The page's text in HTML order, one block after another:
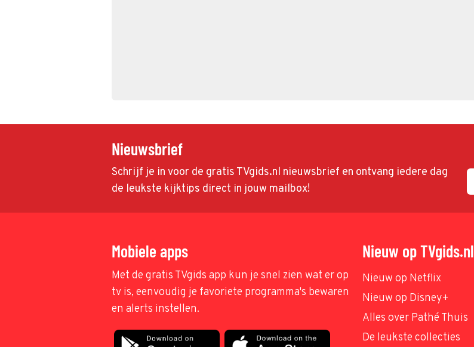
Nieuwsbrief
Schrijf je in voor de gratis TVgids.nl nieuwsbrief en ontvang iedere dag
de leukste kijktips direct in jouw mailbox!
Mobiele apps
Met de gratis TVgids app kun je snel zien wat er op
tv is, eenvoudig je favoriete programma's bewaren
en alerts instellen.
Nieuw op TVgids.nl
Nieuw op Netflix
Nieuw op Disney+
Alles over Pathé Thuis
De leukste collecties